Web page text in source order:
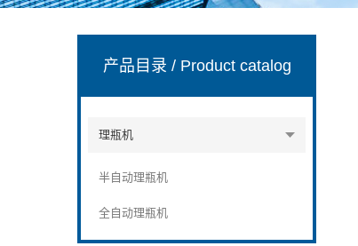
产品目录 / Product catalog
理瓶机
半自动理瓶机
全自动理瓶机